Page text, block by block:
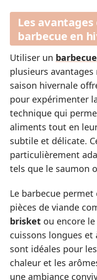
Les
barbecue en
Utiliser un barbecue
plusieurs
saison hivernale
pour expérimenter
technique qui
aliments tout en
subtile et délicate.
particulièrement
tels que le saumon
Le barbecue
pièces de viande
brisket ou encore le
cuissons longues
sont idéales pour
chaleur et les
une ambiance